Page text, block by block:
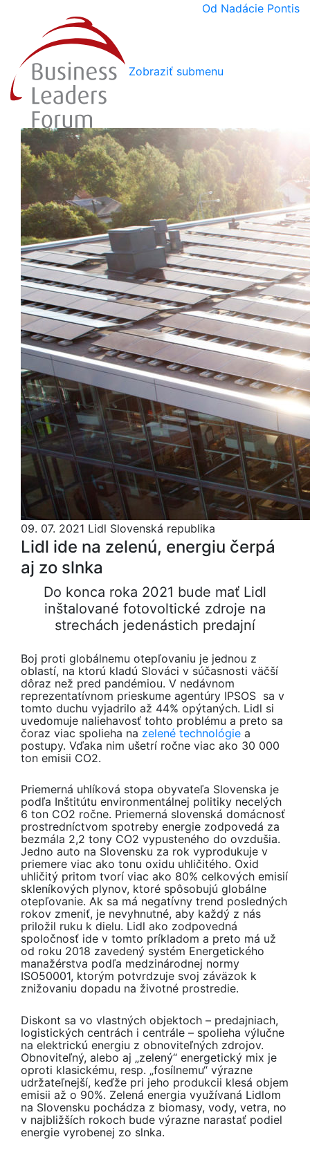
Od Nadácie Pontis
Zobraziť submenu
09. 07. 2021 Lidl Slovenská republika
Lidl ide na zelenú, energiu čerpá
aj zo slnka
Do konca roka 2021 bude mať Lidl
inštalované fotovoltické zdroje na
strechách jedenástich predajní
Boj proti globálnemu otepľovaniu je jednou z
oblastí, na ktorú kladú Slováci v súčasnosti väčší
dôraz než pred pandémiou. V nedávnom
reprezentatívnom prieskume agentúry IPSOS sa v
tomto duchu vyjadrilo až 44% opýtaných. Lidl si
uvedomuje naliehavosť tohto problému a preto sa
čoraz viac spolieha na zelené technológie a
postupy. Vďaka nim ušetrí ročne viac ako 30 000
ton emisii CO2.
Priemerná uhlíková stopa obyvateľa Slovenska je
podľa Inštitútu environmentálnej politiky necelých
6 ton CO2 ročne. Priemerná slovenská domácnosť
prostredníctvom spotreby energie zodpovedá za
bezmála 2,2 tony CO2 vypusteného do ovzdušia.
Jedno auto na Slovensku za rok vyprodukuje v
priemere viac ako tonu oxidu uhličitého. Oxid
uhličitý pritom tvorí viac ako 80% celkových emisií
skleníkových plynov, ktoré spôsobujú globálne
otepľovanie. Ak sa má negatívny trend posledných
rokov zmeniť, je nevyhnutné, aby každý z nás
priložil ruku k dielu. Lidl ako zodpovedná
spoločnosť ide v tomto príkladom a preto má už
od roku 2018 zavedený systém Energetického
manažérstva podľa medzinárodnej normy
ISO50001, ktorým potvrdzuje svoj záväzok k
znižovaniu dopadu na životné prostredie.
Diskont sa vo vlastných objektoch – predajniach,
logistických centrách i centrále – spolieha výlučne
na elektrickú energiu z obnoviteľných zdrojov.
Obnoviteľný, alebo aj „zelený“ energetický mix je
oproti klasickému, resp. „fosílnemu“ výrazne
udržateľnejší, keďže pri jeho produkcii klesá objem
emisii až o 90%. Zelená energia využívaná Lidlom
na Slovensku pochádza z biomasy, vody, vetra, no
v najbližších rokoch bude výrazne narastať podiel
energie vyrobenej zo slnka.